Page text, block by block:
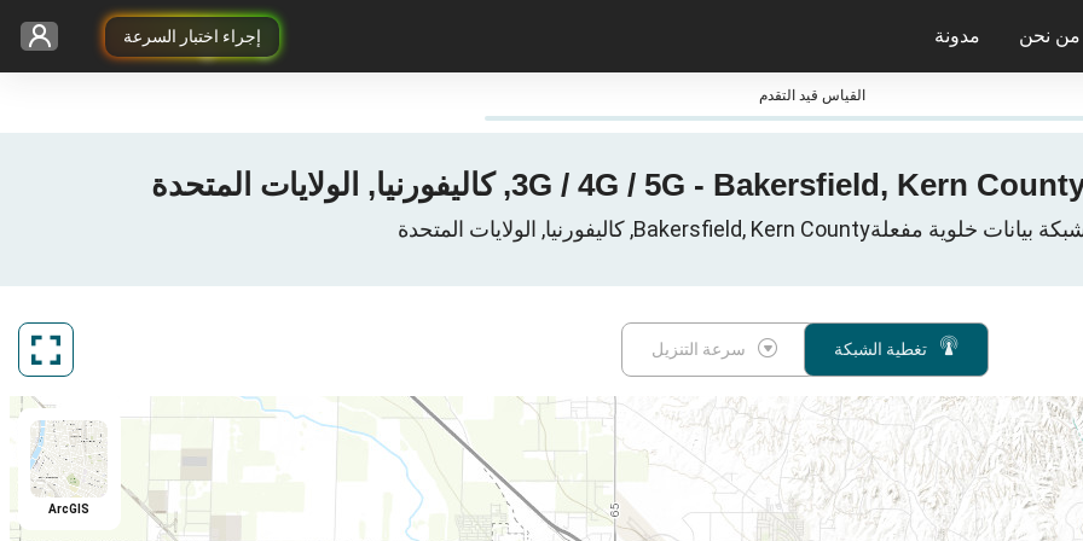
إجراء اختبار السرعة من نحن مدونة
القياس قيد التقدم
تغطية الشبكة سرعة التنزيل
ArcGIS